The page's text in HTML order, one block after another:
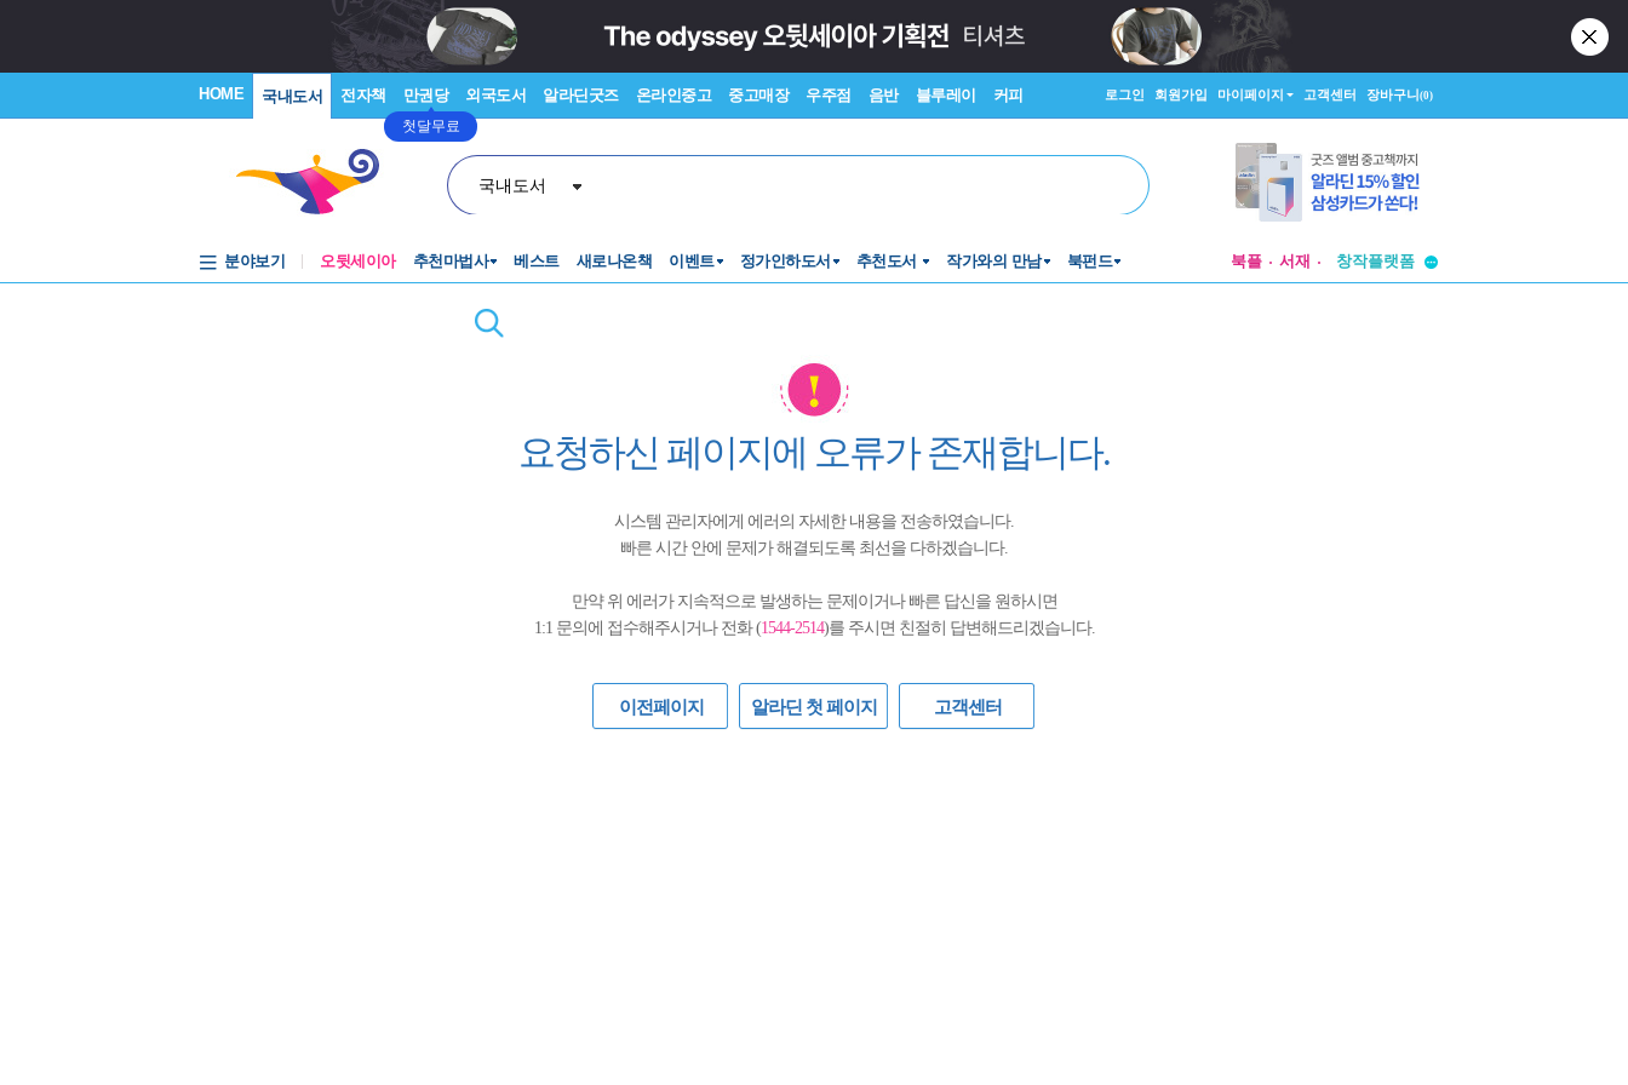
HOME 국내도서 전자책 만권당
첫달무료
외국도서 알라딘굿즈 온라인중고 중고매장 우주점 음반 블루레이 커피 로그인 회원가입 마이페이지 고객센터 장바구니(0)
국내도서
분야보기 오뒷세이아 추천마법사 베스트 새로나온책 이벤트 정가인하도서 추천도서 작가와의 만남 북펀드 북플 서재
창작플랫폼
요청하신 페이지에 오류가 존재합니다.
시스템 관리자에게 에러의 자세한 내용을 전송하였습니다.
빠른 시간 안에 문제가 해결되도록 최선을 다하겠습니다.
만약 위 에러가 지속적으로 발생하는 문제이거나 빠른 답신을 원하시면
1:1 문의에 접수해주시거나 전화 (1544-2514)를 주시면 친절히 답변해드리겠습니다.
이전페이지 알라딘 첫 페이지 고객센터